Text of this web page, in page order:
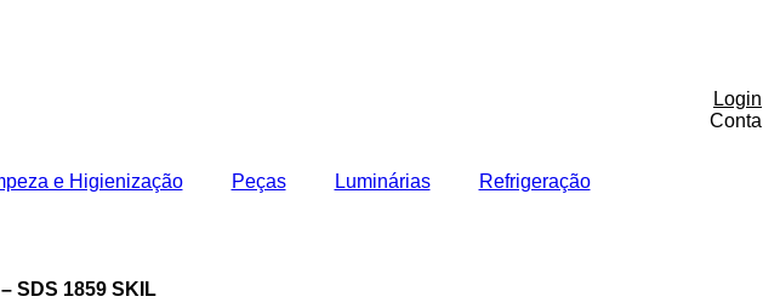
Login
Conta
e Higienização Peças Luminárias
Refrigeração
SDS 1859 SKIL